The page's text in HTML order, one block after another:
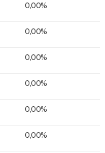
0,00%
0,00%
0,00%
0,00%
0,00%
0,00%